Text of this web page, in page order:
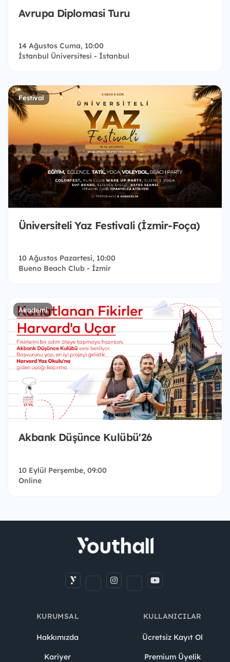
Avrupa Diplomasi Turu
14 Ağustos Cuma, 10:00
İstanbul Üniversitesi - İstanbul
Festival
Üniversiteli Yaz Festivali (İzmir-Foça)
10 Ağustos Pazartesi, 10:00
Bueno Beach Club - İzmir
Akademi
Akbank Düşünce Kulübü'26
10 Eylül Perşembe, 09:00
Online
KURUMSAL
Hakkımızda
Kariyer
KULLANICILAR
Ücretsiz Kayıt Ol
Premium Üyelik